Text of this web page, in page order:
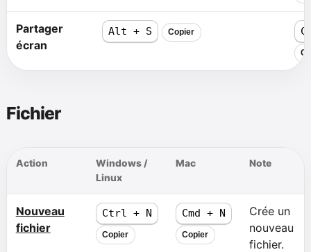
Partager
écran
Alt + S Copier
Fichier
Action
Windows /
Linux
Mac Note
Nouveau
fichier
Ctrl + N
Copier
Cmd + N
Copier
Crée un
nouveau
fichier.